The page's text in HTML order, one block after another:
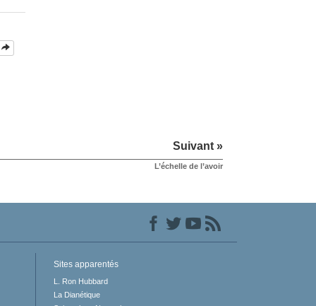
Suivant »
L’échelle de l’avoir
Sites apparentés
L. Ron Hubbard
La Dianétique